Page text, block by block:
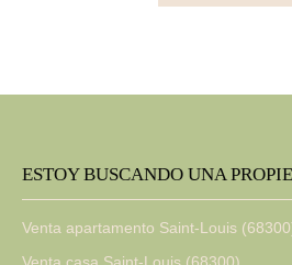
ESTOY BUSCANDO UNA
Venta apartamento Saint-Louis